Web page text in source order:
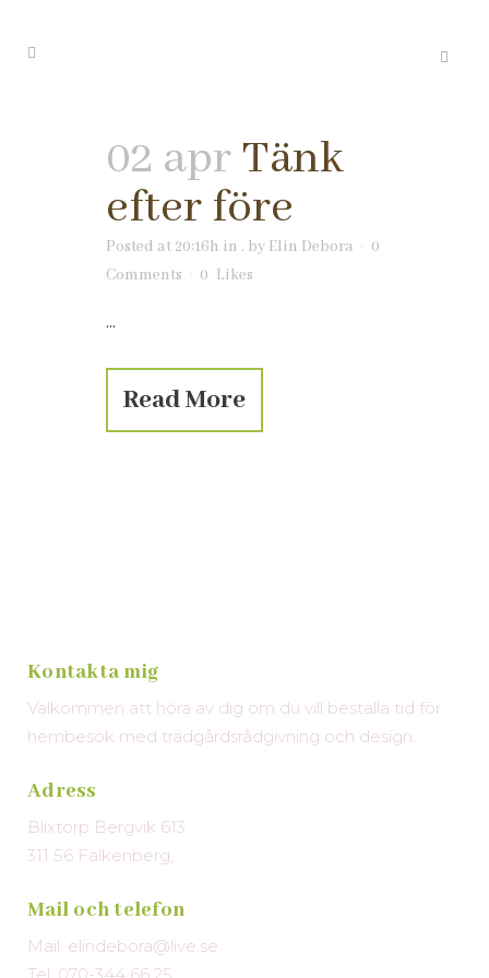
02 apr Tänk
efter före
Posted at 20:16h in . by Elin Debora
0
Comments
0 Likes
...
Read More
Kontakta mig
Välkommen att höra av dig om du vill beställa tid för
hembesök med trädgårdsrådgivning och design.
Adress
Blixtorp Bergvik 613
311 56 Falkenberg,
Mail och telefon
Mail: elindebora@live.se